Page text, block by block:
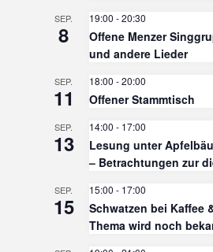
SEP.
8
19:00 -20:30
Offene Menzer
und andere Lieder
SEP.
11
18:00 -20:00
Offener Stammtisch
SEP.
13
14:00 - 17:00
Lesung unter
– Betrachtungen zur
SEP.
15
15:00 - 17:00
Schwatzen bei Kaffee
Thema wird noch